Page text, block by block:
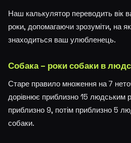
Наш калькулятор переводить вік
роки, допомагаючи зрозуміти, на
знаходиться ваш улюбленець.
Собака – роки собаки в
Старе правило множення на 7
дорівнює приблизно 15 людським
приблизно 9, потім приблизно 5
собаки.